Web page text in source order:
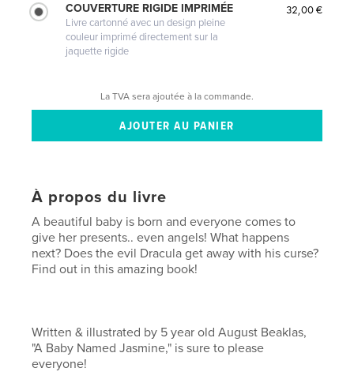
COUVERTURE RIGIDE IMPRIMÉE
Livre cartonné avec un design pleine
couleur imprimé directement sur la
jaquette rigide
32,00 €
La TVA sera ajoutée à la commande.
À propos du livre
A beautiful baby is born and everyone comes to
give her presents.. even angels! What happens
next? Does the evil Dracula get away with his curse?
Find out in this amazing book!
Written & illustrated by 5 year old August Beaklas,
"A Baby Named Jasmine," is sure to please
everyone!